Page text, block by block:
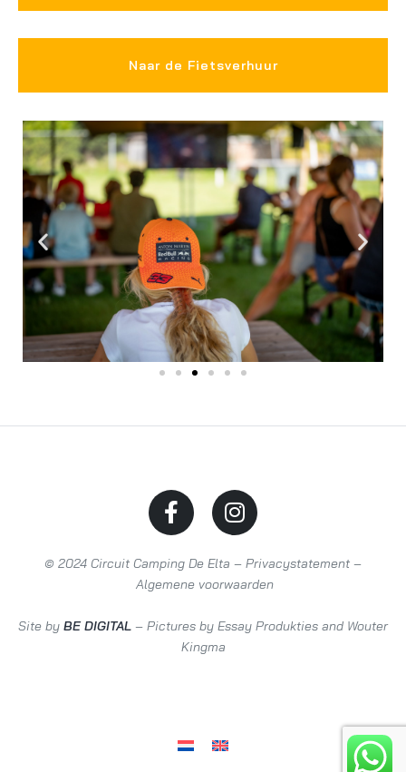
Naar de Fietsverhuur
© 2024 Circuit Camping De Elta – Privacystatement –
Algemene voorwaarden
Site by BE DIGITAL – Pictures by Essay Produkties and Wouter
Kingma